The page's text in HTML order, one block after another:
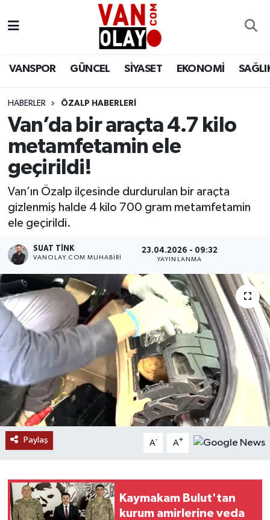
VANSPOR GÜNCEL SİYASET EKONOMİ
HABERLER ÖZALP HABERLERİ
Van’da bir araçta 4.7 kilo
metamfetamin ele
geçirildi!
Van’ın Özalp ilçesinde durdurulan bir araçta
gizlenmiş halde 4 kilo 700 gram metamfetamin
ele geçirildi.
SUAT TINK
VANOLAY.COM MUHABIRI
23.04.2026 - 09:32
YAYINLANMA
Paylaş A- A+
Kaymakam Bulut'tan
kurum amirlerine veda
Siyaset
Ekonomi
Sağlık
Bilim & Teknoloji
Dünya
RESMİ İLANLAR
Van Nöbetçi Eczaneler
Van Namaz Vakitleri
Van Trafik Yoğunluk Haritası
Süper Lig Puan Durumu ve Fikstür
Tüm Manşetler
Son Dakika Haberleri
Haber Arşivi